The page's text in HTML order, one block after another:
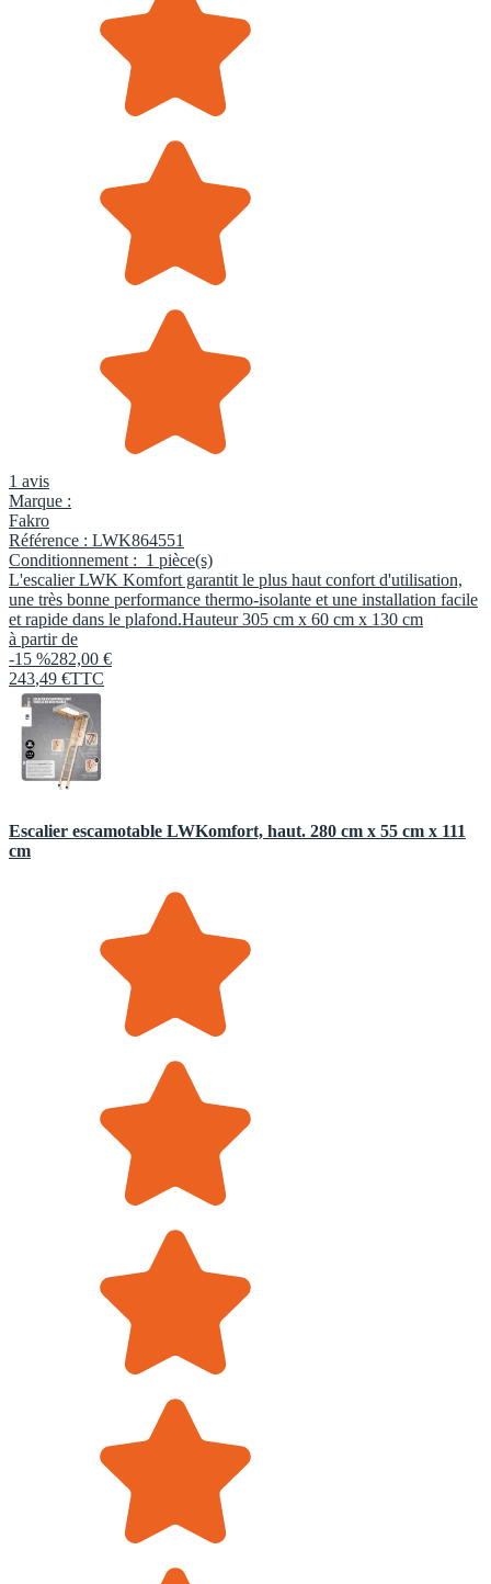
1 avis
Marque :
Fakro
Référence : LWK864551
Conditionnement : 1 pièce(s)
L'escalier LWK Komfort garantit le plus haut confort d'utilisation,
une très bonne performance thermo-isolante et une installation facile
et rapide dans le plafond.Hauteur 305 cm x 60 cm x 130 cm
à partir de
-15 %282,00 €
243,49 €TTC
Escalier escamotable LWKomfort, haut. 280 cm x 55 cm x 111
cm